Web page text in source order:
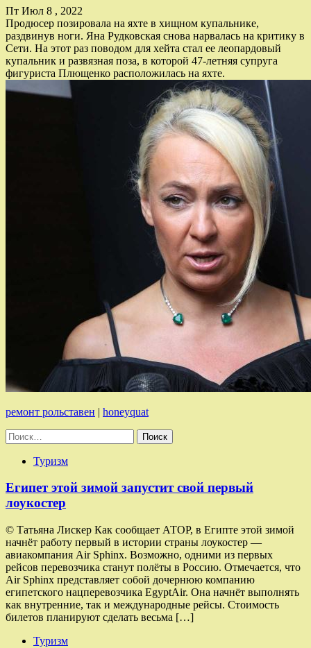
Пт Июл 8 , 2022
Продюсер позировала на яхте в хищном купальнике,
раздвинув ноги. Яна Рудковская снова нарвалась на критику в
Сети. На этот раз поводом для хейта стал ее леопардовый
купальник и развязная поза, в которой 47-летняя супруга
фигуриста Плющенко расположилась на яхте.
ремонт рольставен | honeyquat
Найти:
Туризм
Египет этой зимой запустит свой первый
лоукостер
© Татьяна Лискер Как сообщает АТОР, в Египте этой зимой
начнёт работу первый в истории страны лоукостер —
авиакомпания Air Sphinx. Возможно, одними из первых
рейсов перевозчика станут полёты в Россию. Отмечается, что
Air Sphinx представляет собой дочернюю компанию
египетского нацперевозчика EgyptAir. Она начнёт выполнять
как внутренние, так и международные рейсы. Стоимость
билетов планируют сделать весьма […]
Туризм